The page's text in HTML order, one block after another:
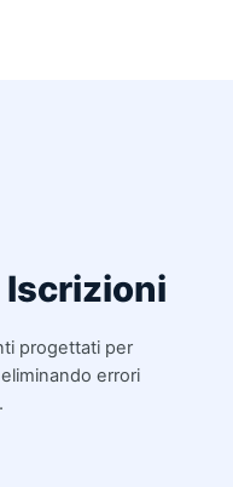
Iscrizioni
progettati per
errori